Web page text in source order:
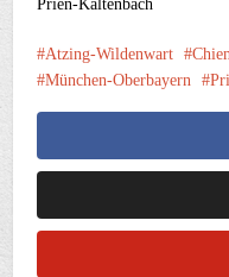
Prien-Kaltenbach
Atzing-Wildenwart
München-Oberbayern